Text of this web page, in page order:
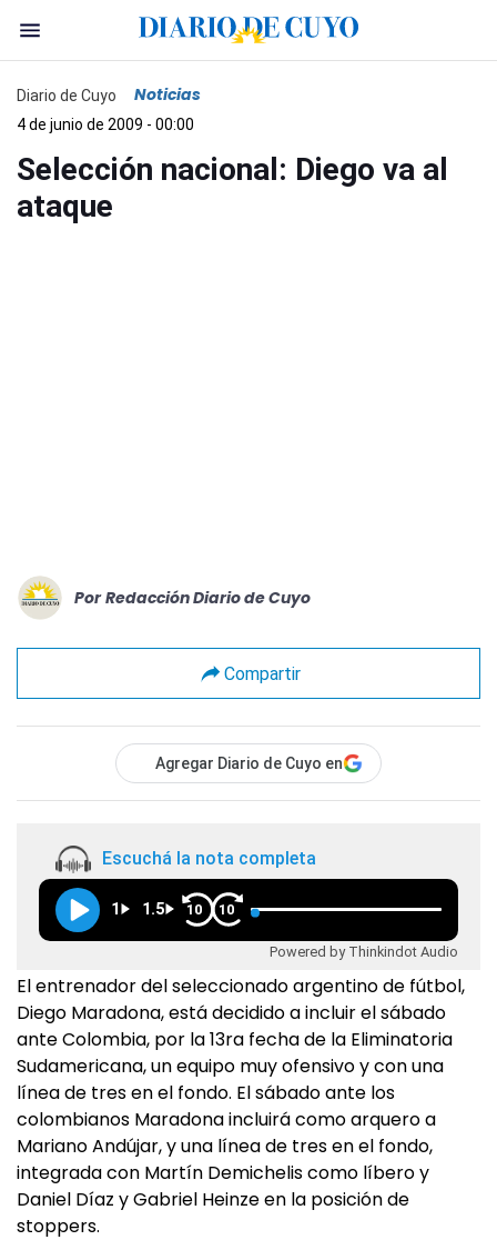
Diario de Cuyo Noticias
4 de junio de 2009 - 00:00
Selección nacional: Diego va al
ataque
Por Redacción Diario de Cuyo
Compartir
Agregar Diario de Cuyo en
Escuchá la nota completa
1 1.5 10 10
Powered by Thinkindot Audio
El entrenador del seleccionado argentino de fútbol,
Diego Maradona, está decidido a incluir el sábado
ante Colombia, por la 13ra fecha de la Eliminatoria
Sudamericana, un equipo muy ofensivo y con una
línea de tres en el fondo. El sábado ante los
colombianos Maradona incluirá como arquero a
Mariano Andújar, y una línea de tres en el fondo,
integrada con Martín Demichelis como líbero y
Daniel Díaz y Gabriel Heinze en la posición de
stoppers.